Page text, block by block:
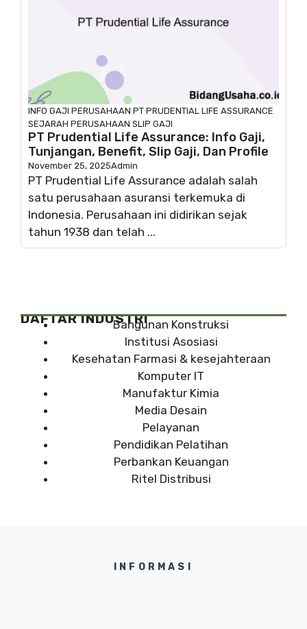
INFO GAJI PERUSAHAAN PT PRUDENTIAL LIFE ASSURANCE
SEJARAH PERUSAHAAN SLIP GAJI
PT Prudential Life Assurance: Info Gaji,
Tunjangan, Benefit, Slip Gaji, Dan Profile
November 25, 2025Admin
PT Prudential Life Assurance adalah salah
satu perusahaan asuransi terkemuka di
Indonesia. Perusahaan ini didirikan sejak
tahun 1938 dan telah ...
DAFTAR INDUSTRIBangunan Konstruksi
Institusi Asosiasi
Kesehatan Farmasi & kesejahteraan
Komputer IT
Manufaktur Kimia
Media Desain
Pelayanan
Pendidikan Pelatihan
Perbankan Keuangan
Ritel Distribusi
INFORMASI